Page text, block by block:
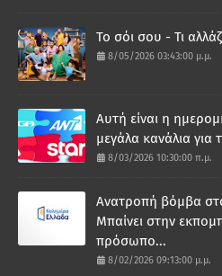
Το σόι σου - Τι
8/05/2026 03:43:00 μ.μ.
Αυτή είναι η
μεγάλα κανάλια
8/03/2026 10:30:00 π.μ.
Ανατροπή βόμβα
Μπαίνει στην
πρόσωπο...
8/02/2026 09:13:00 μ.μ.